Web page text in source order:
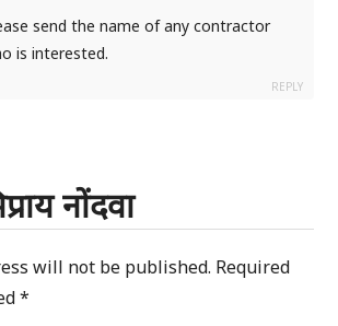
send the name of any contractor
is interested.
REPLY
नोंदवा
will not be published. Required
*